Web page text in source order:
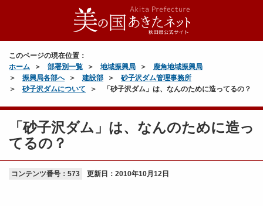
このページの現在位置：
ホーム
部署別一覧 地域振興局
鹿角地域振興局
振興局各部へ
建設部
砂子沢ダム管理事務所
砂子沢ダムについて
「砂子沢ダム」は、なんのために造ってるの？
「砂子沢ダム」は、なんのために造っ
てるの？
コンテンツ番号：573 更新日： 2010年10月12日